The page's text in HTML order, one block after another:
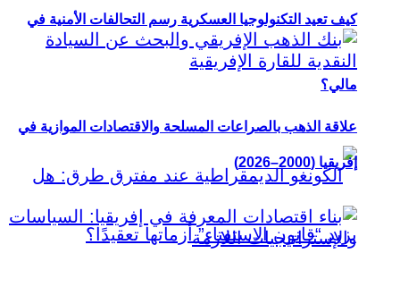
كيف تعيد التكنولوجيا العسكرية رسم التحالفات الأمنية في
مالي؟
علاقة الذهب بالصراعات المسلحة والاقتصادات الموازية في
إفريقيا (2000–2026)